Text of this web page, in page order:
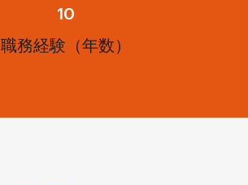
12
職務経験（年数）